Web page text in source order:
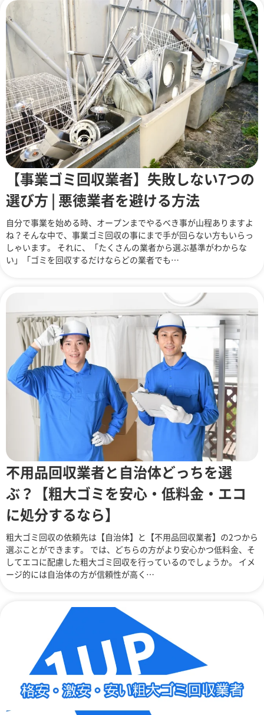
【事業ゴミ回収業者】失敗しない7つの
選び方 | 悪徳業者を避ける方法
自分で事業を始める時、オープンまでやるべき事が山程ありますよ
ね？そんな中で、事業ゴミ回収の事にまで手が回らない方もいらっ
しゃいます。 それに、「たくさんの業者から選ぶ基準がわからな
い」「ゴミを回収するだけならどの業者でも…
不用品回収業者と自治体どっちを選
ぶ？【粗大ゴミを安心・低料金・エコ
に処分するなら】
粗大ゴミ回収の依頼先は【自治体】と【不用品回収業者】の2つから
選ぶことができます。 では、どちらの方がより安心かつ低料金、そ
してエコに配慮した粗大ゴミ回収を行っているのでしょうか。 イメ
ージ的には自治体の方が信頼性が高く…